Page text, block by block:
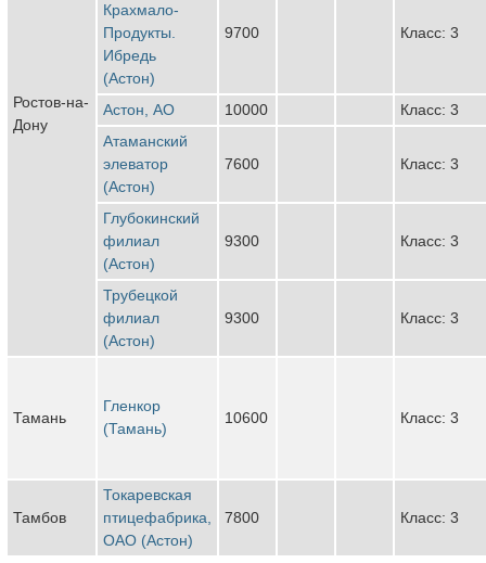
Ростов-на-
Дону
Крахмало-
Продукты.
Ибредь
(Астон)
9700 Класс: 3
Астон, АО 10000
Класс: 3
Атаманский
элеватор
(Астон)
7600 Класс: 3
Глубокинский
филиал
(Астон)
9300 Класс: 3
Трубецкой
филиал
(Астон)
9300 Класс: 3
Тамань
Гленкор
(Тамань)
10600 Класс: 3
Тамбов
Токаревская
птицефабрика,
ОАО (Астон)
7800 Класс: 3